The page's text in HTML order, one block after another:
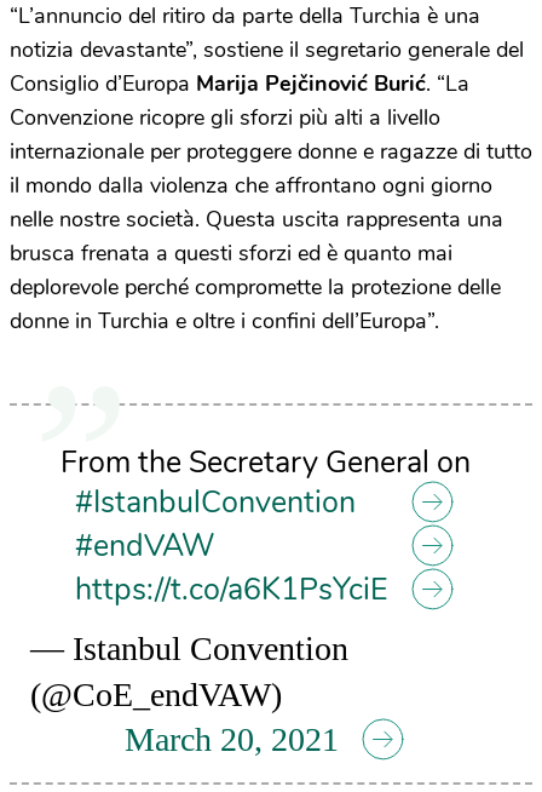
“L’annuncio del ritiro da parte della Turchia è una
notizia devastante”, sostiene il segretario generale del
Consiglio d’Europa Marija Pejčinović Burić. “La
Convenzione ricopre gli sforzi più alti a livello
internazionale per proteggere donne e ragazze di tutto
il mondo dalla violenza che affrontano ogni giorno
nelle nostre società. Questa uscita rappresenta una
brusca frenata a questi sforzi ed è quanto mai
deplorevole perché compromette la protezione delle
donne in Turchia e oltre i confini dell’Europa”.
From the Secretary General on
#IstanbulConvention
#endVAW
https://t.co/a6K1PsYciE
— Istanbul Convention
(@CoE_endVAW)
March 20, 2021